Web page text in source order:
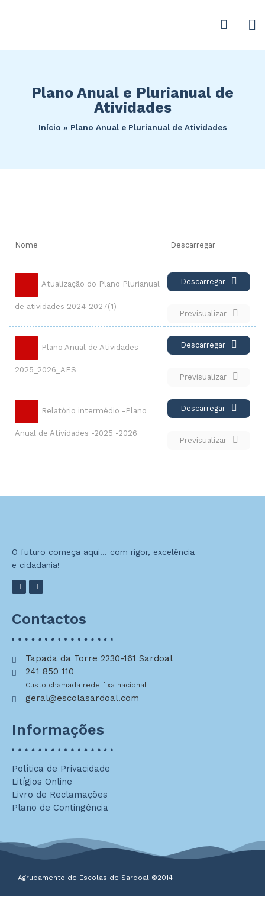
Plano Anual e Plurianual de
Atividades
Início » Plano Anual e Plurianual de Atividades
Nome Descarregar
Atualização do Plano Plurianual
de atividades 2024-2027(1)
Descarregar
Previsualizar
Plano Anual de Atividades
2025_2026_AES
Descarregar
Previsualizar
Relatório intermédio -Plano
Anual de Atividades -2025 -2026
Descarregar
Previsualizar
O futuro começa aqui… com rigor, excelência
e cidadania!
Contactos
Tapada da Torre 2230-161 Sardoal
241 850 110
Custo chamada rede fixa nacional
geral@escolasardoal.com
Informações
Política de Privacidade
Litígios Online
Livro de Reclamações
Plano de Contingência
Agrupamento de Escolas de Sardoal ©2014